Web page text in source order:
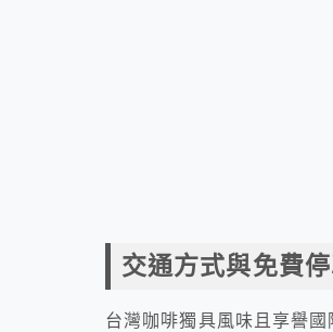
交通方式與免費
台灣咖啡獨具風味且享譽